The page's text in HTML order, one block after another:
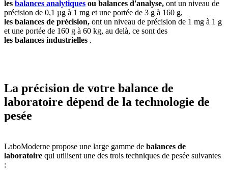
les balances analytiques ou balances d'analyse, ont un niveau de
précision de 0,1 µg à 1 mg et une portée de 3 g à 160 g,
les balances de précision, ont un niveau de précision de 1 mg à 1 g
et une portée de 160 g à 60 kg, au delà, ce sont des
les balances industrielles .
La précision de votre balance de
laboratoire dépend de la technologie de
pesée
LaboModerne propose une large gamme de balances de
laboratoire qui utilisent une des trois techniques de pesée suivantes
: